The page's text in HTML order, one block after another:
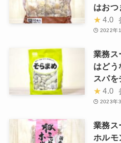
はおつ
★ 4.0
2022年
業務ス
はどう
スパ
★ 4.0
2023年
業務ス
ホルモ